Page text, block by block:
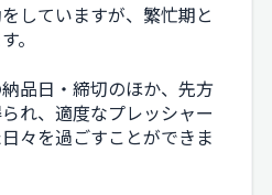
していますが、繁忙期と
。
品日・締切のほか、先方
れ、適度なプレッシャー
々を過ごすことができま